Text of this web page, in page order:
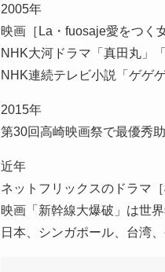
2005年
映画［La・fuosaje愛をつく
NHK大河ドラマ「真田丸」
NHK連続テレビ小説「ゲゲ
2015年
第30回高崎映画祭で最優秀
近年
ネットフリックスのドラマ
映画「新幹線大爆破」は世
日本、シンガポール、台湾